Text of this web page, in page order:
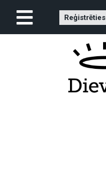
Reģistrēties